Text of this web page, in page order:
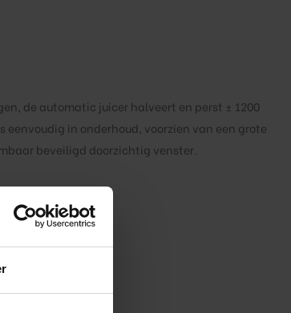
de automatic juicer halveert en perst ± 1200
in onderhoud, voorzien van een grote
beveiligd doorzichtig venster.